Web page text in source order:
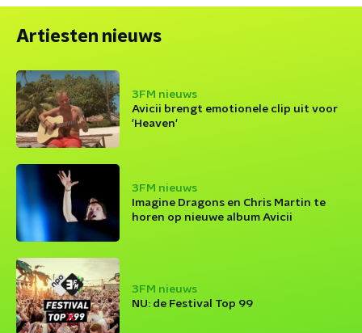
Artiesten nieuws
3FM nieuws
Avicii brengt emotionele clip uit voor
'Heaven'
3FM nieuws
Imagine Dragons en Chris Martin te
horen op nieuwe album Avicii
3FM nieuws
NU: de Festival Top 99